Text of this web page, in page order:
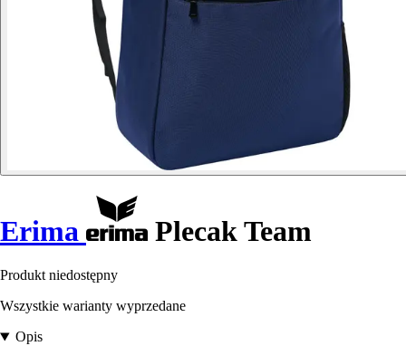
Erima Plecak Team
Produkt niedostępny
Wszystkie warianty wyprzedane
Opis